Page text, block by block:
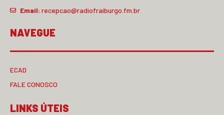
Email: recepcao@radiofraiburgo.fm.br
NAVEGUE
ECAD
FALE CONOSCO
LINKS ÚTEIS